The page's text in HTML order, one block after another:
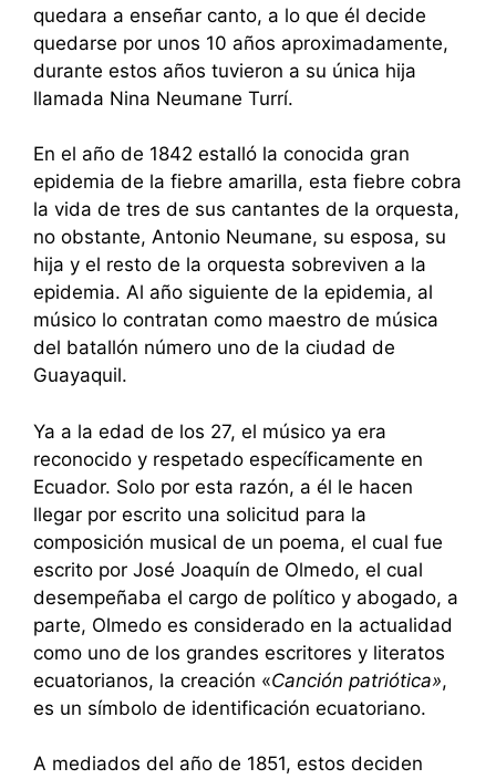
quedara a enseñar canto, a lo que él decide
quedarse por unos 10 años aproximadamente,
durante estos años tuvieron a su única hija
llamada Nina Neumane Turrí.
En el año de 1842 estalló la conocida gran
epidemia de la fiebre amarilla, esta fiebre cobra
la vida de tres de sus cantantes de la orquesta,
no obstante, Antonio Neumane, su esposa, su
hija y el resto de la orquesta sobreviven a la
epidemia. Al año siguiente de la epidemia, al
músico lo contratan como maestro de música
del batallón número uno de la ciudad de
Guayaquil.
Ya a la edad de los 27, el músico ya era
reconocido y respetado específicamente en
Ecuador. Solo por esta razón, a él le hacen
llegar por escrito una solicitud para la
composición musical de un poema, el cual fue
escrito por José Joaquín de Olmedo, el cual
desempeñaba el cargo de político y abogado, a
parte, Olmedo es considerado en la actualidad
como uno de los grandes escritores y literatos
ecuatorianos, la creación «Canción patriótica»,
es un símbolo de identificación ecuatoriano.
A mediados del año de 1851, estos deciden